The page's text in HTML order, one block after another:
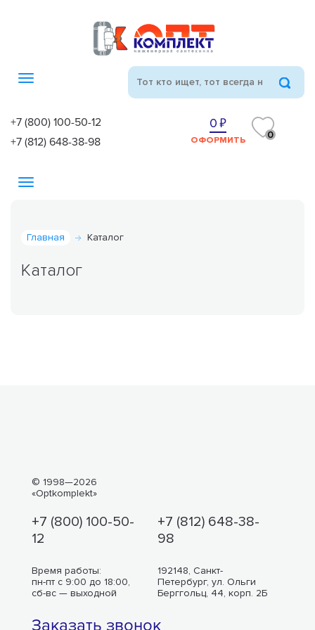
Toggle
+7 (800) 100-50-12
+7 (812) 648-38-98
0
ОФОРМИТЬ 0
Toggle
Главная Каталог
Каталог
© 1998—2026
«Optkomplekt»
+7 (800) 100-50-
12
+7 (812) 648-38-
98
Время работы:
пн-пт с 9:00 до 18:00,
сб-вс — выходной
192148, Санкт-
Петербург, ул. Ольги
Берггольц, 44, корп. 2Б
Заказать звонок